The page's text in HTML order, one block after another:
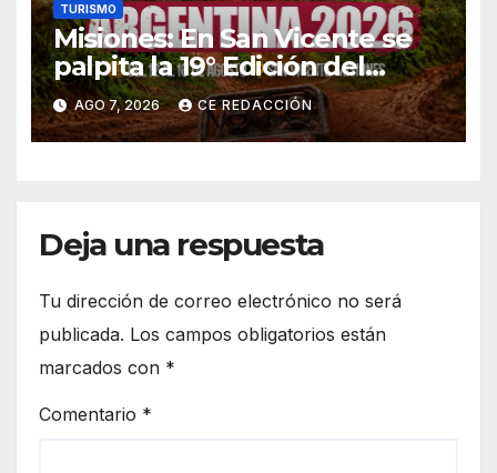
TURISMO
Misiones: En San Vicente se
palpita la 19° Edición del
«Jeep Fest» – Cronograma –
detalles
AGO 7, 2026 CE REDACCIÓN
Deja una respuesta
Tu dirección de correo electrónico no será
publicada. Los campos obligatorios están
marcados con *
Comentario *